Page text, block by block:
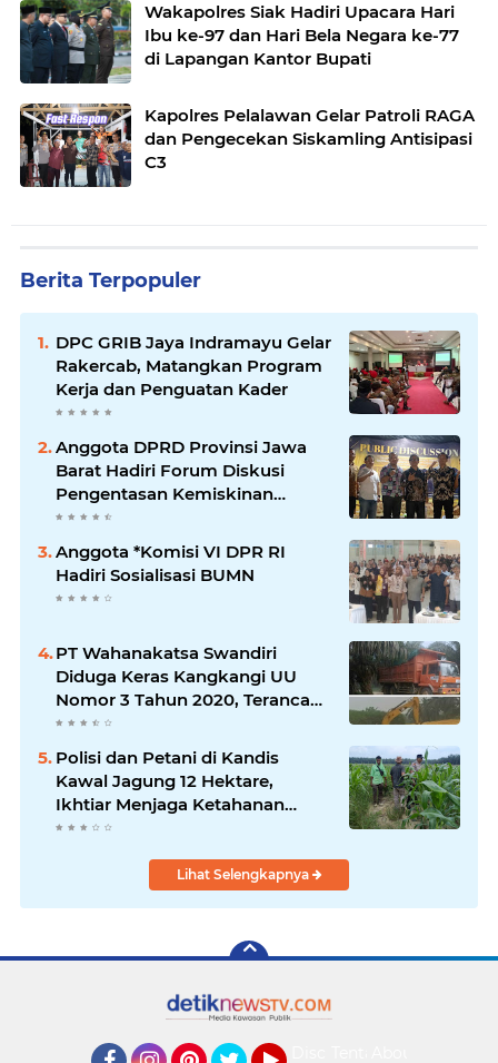
Wakapolres Siak Hadiri Upacara Hari
Ibu ke-97 dan Hari Bela Negara ke-77
di Lapangan Kantor Bupati
Kapolres Pelalawan Gelar Patroli RAGA
dan Pengecekan Siskamling Antisipasi
C3
Berita Terpopuler
DPC GRIB Jaya Indramayu Gelar
Rakercab, Matangkan Program
Kerja dan Penguatan Kader
Anggota DPRD Provinsi Jawa
Barat Hadiri Forum Diskusi
Pengentasan Kemiskinan
Bersama LPK Trisakti
Anggota *Komisi VI DPR RI
Hadiri Sosialisasi BUMN
PT Wahanakatsa Swandiri
Diduga Keras Kangkangi UU
Nomor 3 Tahun 2020, Terancam
Pidana Dan Denda
Polisi dan Petani di Kandis
Kawal Jagung 12 Hektare,
Ikhtiar Menjaga Ketahanan
Pangan
Lihat Selengkapnya